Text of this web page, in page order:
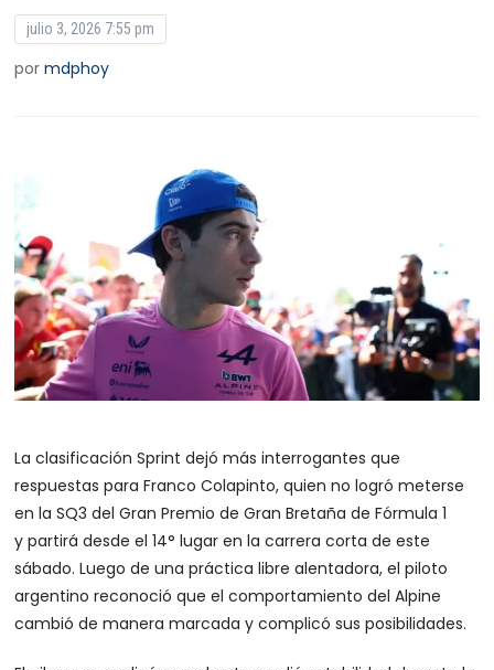
julio 3, 2026 7:55 pm
pormdphoy
La clasificación Sprint dejó más interrogantes que
respuestas para Franco Colapinto, quien no logró meterse
en la SQ3 del Gran Premio de Gran Bretaña de Fórmula 1
y partirá desde el 14° lugar en la carrera corta de este
sábado. Luego de una práctica libre alentadora, el piloto
argentino reconoció que el comportamiento del Alpine
cambió de manera marcada y complicó sus posibilidades.